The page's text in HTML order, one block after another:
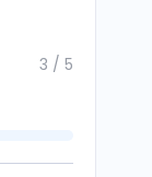
3 / 5